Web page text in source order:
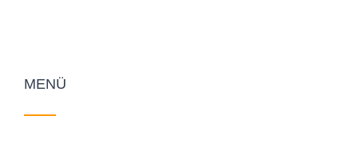
MENÜ